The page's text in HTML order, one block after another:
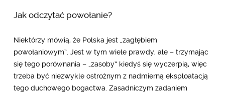
Jak odczytać powołanie?
Niektórzy mówią, że Polska jest „zagłębiem
powołaniowym”. Jest w tym wiele prawdy, ale – trzymając
się tego porównania – „zasoby” kiedyś się wyczerpią, więc
trzeba być niezwykle ostrożnym z nadmierną eksploatacją
tego duchowego bogactwa. Zasadniczym zadaniem